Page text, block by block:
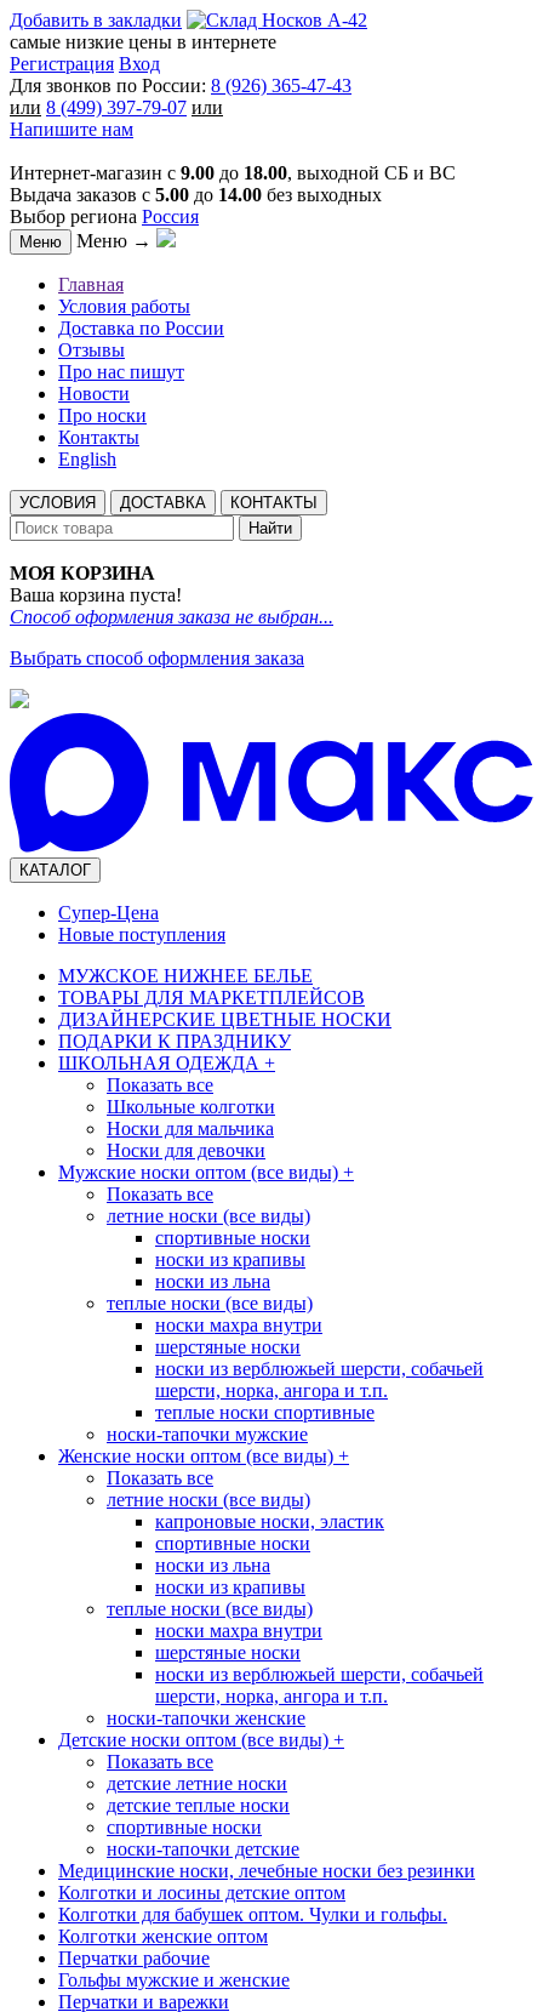
Добавить в закладки
самые низкие цены в интернете
Регистрация Вход
Для звонков по России: 8 (926) 365-47-43
или 8 (499) 397-79-07 или
Напишите нам
Интернет-магазин с 9.00 до 18.00, выходной СБ и ВС
Выдача заказов с 5.00 до 14.00 без выходных
Выбор региона Россия
Меню Меню →
Главная
Условия работы
Доставка по России
Отзывы
Про нас пишут
Новости
Про носки
Контакты
English
УСЛОВИЯ ДОСТАВКА
КОНТАКТЫ
Найти
МОЯ КОРЗИНА
Ваша корзина пуста!
Способ оформления заказа не выбран...
Выбрать способ оформления заказа
КАТАЛОГ
Супер-Цена
Новые поступления
МУЖСКОЕ НИЖНЕЕ БЕЛЬЕ
ТОВАРЫ ДЛЯ МАРКЕТПЛЕЙСОВ
ДИЗАЙНЕРСКИЕ ЦВЕТНЫЕ НОСКИ
ПОДАРКИ К ПРАЗДНИКУ
ШКОЛЬНАЯ ОДЕЖДА +
Показать все
Школьные колготки
Носки для мальчика
Носки для девочки
Мужские носки оптом (все виды) +
Показать все
летние носки (все виды)
спортивные носки
носки из крапивы
носки из льна
теплые носки (все виды)
носки махра внутри
шерстяные носки
носки из верблюжьей шерсти, собачьей
шерсти, норка, ангора и т.п.
теплые носки спортивные
носки-тапочки мужские
Женские носки оптом (все виды) +
Показать все
летние носки (все виды)
капроновые носки, эластик
спортивные носки
носки из льна
носки из крапивы
теплые носки (все виды)
носки махра внутри
шерстяные носки
носки из верблюжьей шерсти, собачьей
шерсти, норка, ангора и т.п.
носки-тапочки женские
Детские носки оптом (все виды) +
Показать все
детские летние носки
детские теплые носки
спортивные носки
носки-тапочки детские
Медицинские носки, лечебные носки без резинки
Колготки и лосины детские оптом
Колготки для бабушек оптом. Чулки и гольфы.
Колготки женские оптом
Перчатки рабочие
Гольфы мужские и женские
Перчатки и варежки